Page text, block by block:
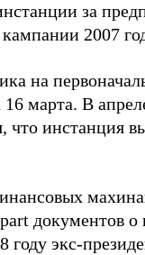
за
2007
на
марта. В
что инстанция
документов
экс-